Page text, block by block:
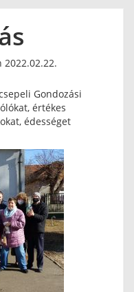
2022.02.22.
Gondozási
értékes
édességet